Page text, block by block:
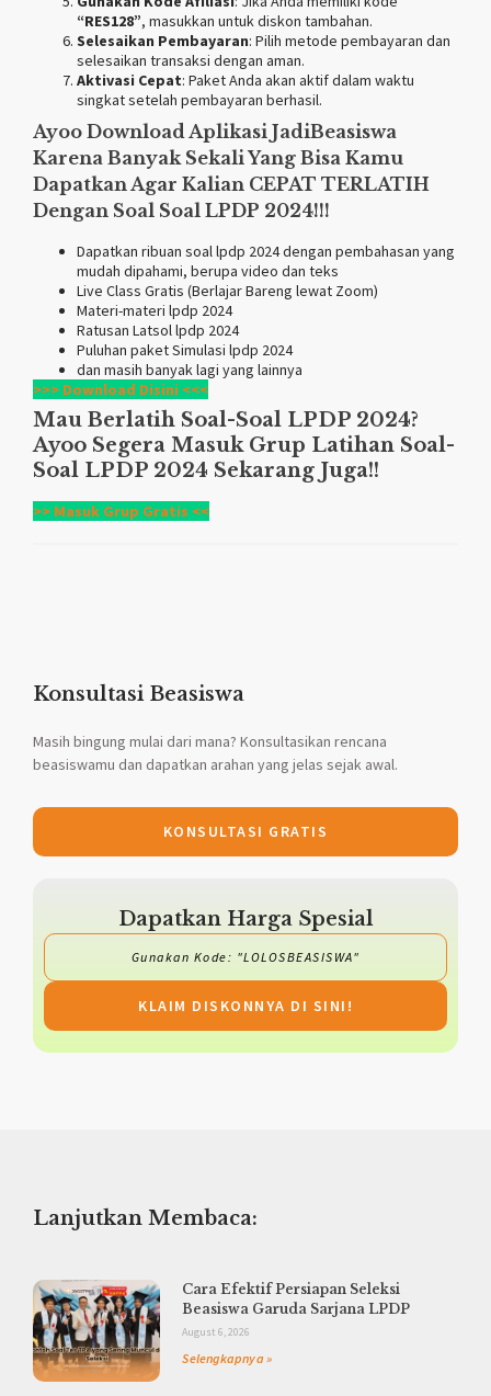
Konsultasi Beasiswa
Masih bingung mulai dari mana? Konsultasikan rencana
beasiswamu dan dapatkan arahan yang jelas sejak awal.
KONSULTASI GRATIS
Dapatkan Harga Spesial
Gunakan Kode: "LOLOSBEASISWA"
KLAIM DISKONNYA DI SINI!
“RES128”, masukkan untuk diskon tambahan.
Selesaikan Pembayaran: Pilih metode pembayaran dan
selesaikan transaksi dengan aman.
Aktivasi Cepat: Paket Anda akan aktif dalam waktu
singkat setelah pembayaran berhasil.
Ayoo Download Aplikasi JadiBeasiswa
Karena Banyak Sekali Yang Bisa Kamu
Dapatkan Agar Kalian CEPAT TERLATIH
Dengan Soal Soal LPDP 2024!!!
Dapatkan ribuan soal lpdp 2024 dengan pembahasan yang
mudah dipahami, berupa video dan teks
Live Class Gratis (Berlajar Bareng lewat Zoom)
Materi-materi lpdp 2024
Ratusan Latsol lpdp 2024
Puluhan paket Simulasi lpdp 2024
dan masih banyak lagi yang lainnya
>>> Download Disini <<<
Mau Berlatih Soal-Soal LPDP 2024?
Ayoo Segera Masuk Grup Latihan Soal-
Soal LPDP 2024 Sekarang Juga!!
>> Masuk Grup Gratis <<
Lanjutkan Membaca:
Cara Efektif Persiapan Seleksi
Beasiswa Garuda Sarjana LPDP
August 6, 2026
Selengkapnya »